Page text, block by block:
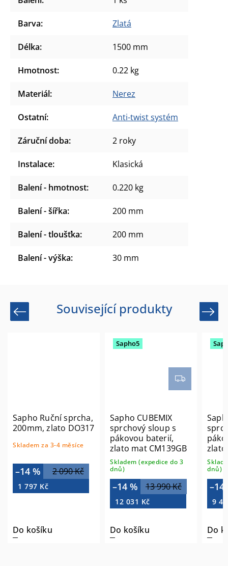
Barva: Zlatá
Délka: 1500 mm
Hmotnost: 0.22 kg
Materiál: Nerez
Ostatní: Anti-twist systém
Záruční doba: 2 roky
Instalace: Klasická
Balení - hmotnost: 0.220 kg
Balení - šířka: 200 mm
Balení - tloušťka: 200 mm
Balení - výška: 30 mm
Související produkty
Previous
Sapho Ruční sprcha,
200mm, zlato DO317
Skladem za 3-4 měsíce
2 090 Kč
–14 %
1 797 Kč
Do košíku
Sapho5
Sapho CUBEMIX
sprchový sloup s
pákovou baterií,
zlato mat CM139GB
Skladem (expedice do 3
dnů)
13 990 Kč
–14 %
12 031 Kč
Do košíku
zlato
dnů)
–14
9
Do
Next